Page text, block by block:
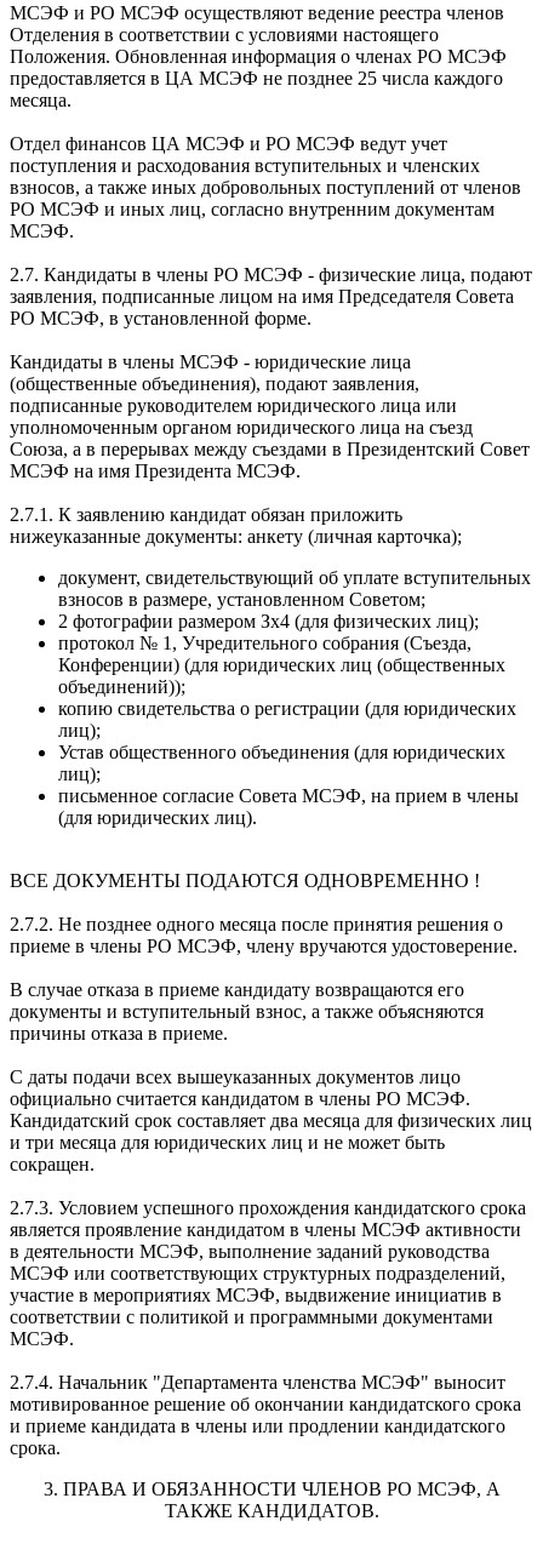
МСЭФ и РО МСЭФ осуществляют ведение реестра членов
Отделения в соответствии с условиями настоящего
Положения. Обновленная информация о членах РО МСЭФ
предоставляется в ЦА МСЭФ не позднее 25 числа каждого
месяца.
Отдел финансов ЦА МСЭФ и РО МСЭФ ведут учет
поступления и расходования вступительных и членских
взносов, а также иных добровольных поступлений от членов
РО МСЭФ и иных лиц, согласно внутренним документам
МСЭФ.
2.7. Кандидаты в члены РО МСЭФ - физические лица, подают
заявления, подписанные лицом на имя Председателя Совета
РО МСЭФ, в установленной форме.
Кандидаты в члены МСЭФ - юридические лица
(общественные объединения), подают заявления,
подписанные руководителем юридического лица или
уполномоченным органом юридического лица на съезд
Союза, а в перерывах между съездами в Президентский Совет
МСЭФ на имя Президента МСЭФ.
2.7.1. К заявлению кандидат обязан приложить
нижеуказанные документы: анкету (личная карточка);
документ, свидетельствующий об уплате вступительных
взносов в размере, установленном Советом;
2 фотографии размером Зх4 (для физических лиц);
протокол № 1, Учредительного собрания (Съезда,
Конференции) (для юридических лиц (общественных
объединений));
копию свидетельства о регистрации (для юридических
лиц);
Устав общественного объединения (для юридических
лиц);
письменное согласие Совета МСЭФ, на прием в члены
(для юридических лиц).
ВСЕ ДОКУМЕНТЫ ПОДАЮТСЯ ОДНОВРЕМЕННО !
2.7.2. Не позднее одного месяца после принятия решения о
приеме в члены РО МСЭФ, члену вручаются удостоверение.
В случае отказа в приеме кандидату возвращаются его
документы и вступительный взнос, а также объясняются
причины отказа в приеме.
С даты подачи всех вышеуказанных документов лицо
официально считается кандидатом в члены РО МСЭФ.
Кандидатский срок составляет два месяца для физических лиц
и три месяца для юридических лиц и не может быть
сокращен.
2.7.3. Условием успешного прохождения кандидатского срока
является проявление кандидатом в члены МСЭФ активности
в деятельности МСЭФ, выполнение заданий руководства
МСЭФ или соответствующих структурных подразделений,
участие в мероприятиях МСЭФ, выдвижение инициатив в
соответствии с политикой и программными документами
МСЭФ.
2.7.4. Начальник "Департамента членства МСЭФ" выносит
мотивированное решение об окончании кандидатского срока
и приеме кандидата в члены или продлении кандидатского
срока.
3. ПРАВА И ОБЯЗАННОСТИ ЧЛЕНОВ РО МСЭФ, А
ТАКЖЕ КАНДИДАТОВ.